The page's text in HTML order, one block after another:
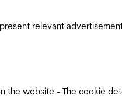
relevant
the website - The cookie